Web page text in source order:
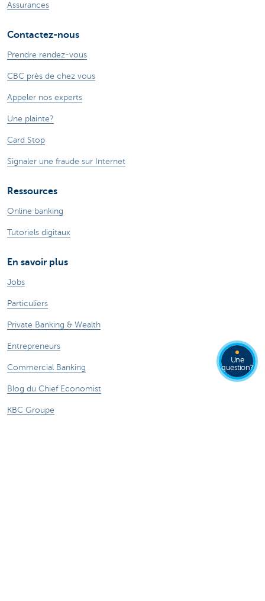
Assurances
Contactez-nous
Prendre rendez-vous
CBC près de chez vous
Appeler nos experts
Une plainte?
Card Stop
Signaler une fraude sur Internet
Ressources
Online banking
Tutoriels digitaux
En savoir plus
Jobs
Particuliers
Private Banking & Wealth
Entrepreneurs
Commercial Banking
Blog du Chief Economist
KBC Groupe
Une
question?